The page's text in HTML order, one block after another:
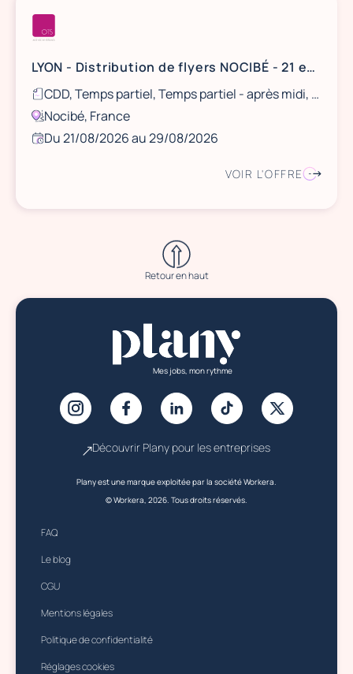
LYON - Distribution de flyers NOCIBÉ - 21 et 22 août / 28 et 29 août
CDD, Temps partiel, Temps partiel - après midi, Ponctuel
Nocibé, France
Du 21/08/2026 au 29/08/2026
VOIR L'OFFRE
Retour en haut
Mes jobs, mon rythme
Découvrir Plany pour les entreprises
Plany est une marque exploitée par la société Workera.
© Workera, 2026. Tous droits réservés.
FAQ
Le blog
CGU
Mentions légales
Politique de confidentialité
Réglages cookies